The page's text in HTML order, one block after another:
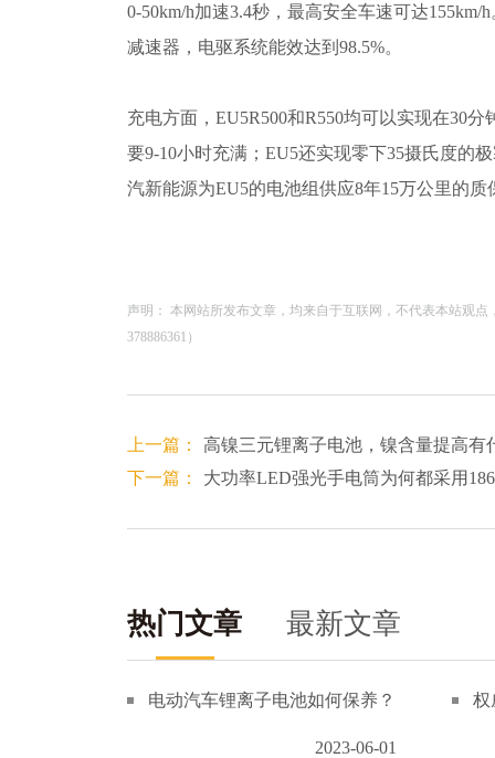
0-50km/h加速3.4秒，最高安全车速可达155km/
减速器，电驱系统能效达到98.5%。
充电方面，EU5R500和R550均可以实现在30分
要9-10小时充满；EU5还实现零下35摄氏度的
汽新能源为EU5的电池组供应8年15万公里的质
声明： 本网站所发布文章，均来自于互联网，不代表本站观
378886361）
上一篇：
高镍三元锂离子电池，镍含量提高有
下一篇：
大功率LED强光手电筒为何都采用
热门文章 最新文章
电动汽车锂离子电池如何保养？
2023-06-01
权